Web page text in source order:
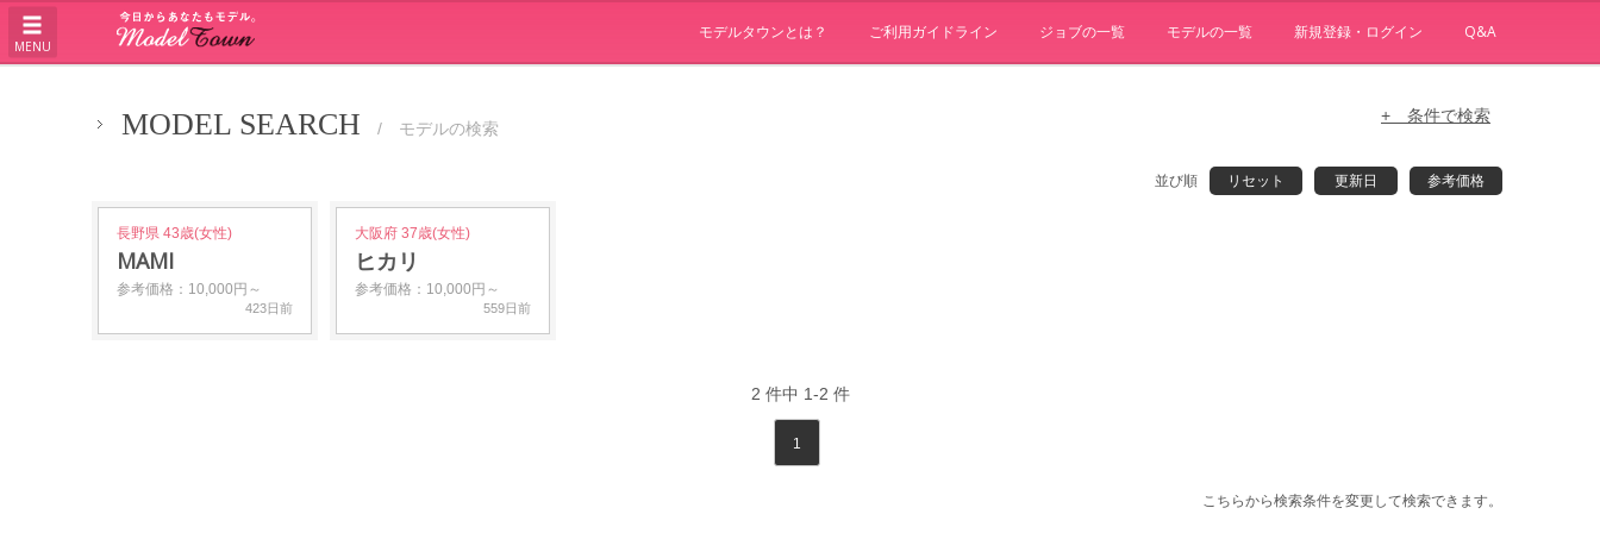
MENU
モデルタウンとは？ ご利用ガイドライン ジョブの一覧 モデルの一覧 新規登録・ログイン Q&A
MODEL SEARCH / モデルの検索
+ 条件で検索
並び順 リセット 更新日 参考価格
長野県 43歳(女性)
MAMI
参考価格：10,000円～
423日前
大阪府 37歳(女性)
ヒカリ
参考価格：10,000円～
559日前
2 件中 1-2 件
1
こちらから検索条件を変更して検索できます。